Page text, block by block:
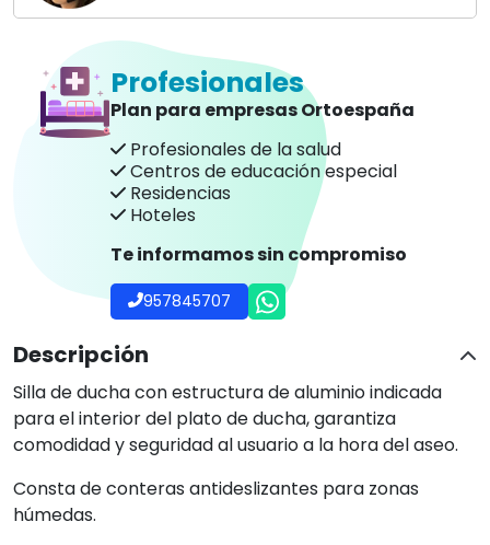
Profesionales
Plan para empresas Ortoespaña
Profesionales de la salud
Centros de educación especial
Residencias
Hoteles
Te informamos sin compromiso
957845707
Descripción
Silla de ducha con estructura de aluminio indicada
para el interior del plato de ducha, garantiza
comodidad y seguridad al usuario a la hora del aseo.
Consta de conteras antideslizantes para zonas
húmedas.